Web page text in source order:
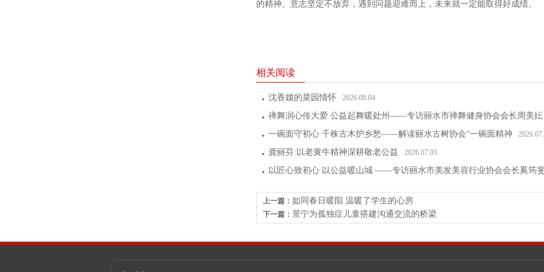
的精神。意志坚定不放弃，遇到问题迎难而上，未来就一定能取得好成绩。
相关阅读
沈香㜭的菜园情怀 2026.08.04
禅舞润心传大爱 公益起舞暖处州——专访丽水市禅舞健身协会会长周美妘
一碗面守初心 千株古木护乡愁——解读丽水古树协会“一碗面精神
龚丽芬:以老黄牛精神深耕敬老公益 2026.07.03
以匠心致初心 以公益暖山城 ——专访丽水市美发美容行业协会会长奚筠
上一篇： 如同春日暖阳 温暖了学生的心房
下一篇： 景宁为孤独症儿童搭建沟通交流的桥梁